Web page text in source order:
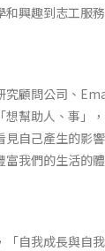
興趣到志工服
究顧問公司、
想幫助人、事」
見自己產生的影
我們的生活的體
「自我成長與自